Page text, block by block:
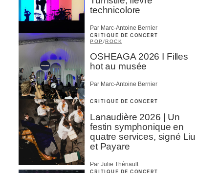
technicolore
Par Marc-Antoine Bernier
CRITIQUE DE CONCERT
POP /ROCK
OSHEAGA 2026 I Filles
hot au musée
Par Marc-Antoine Bernier
CRITIQUE DE CONCERT
Lanaudière 2026 | Un
festin symphonique en
quatre services, signé Liu
et Payare
Par Julie Thériault